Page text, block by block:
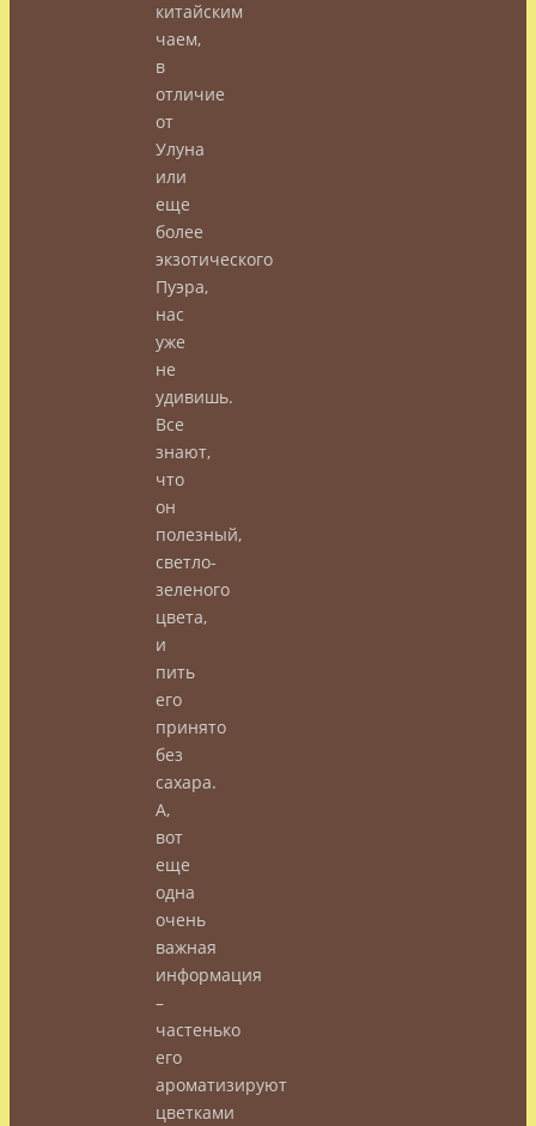
китайским
чаем,
в
отличие
от
Улуна
или
еще
более
экзотического
Пуэра,
нас
уже
не
удивишь.
Все
знают,
что
он
полезный,
светло-
зеленого
цвета,
и
пить
его
принято
без
сахара.
А,
вот
еще
одна
очень
важная
информация
–
частенько
его
ароматизируют
цветками